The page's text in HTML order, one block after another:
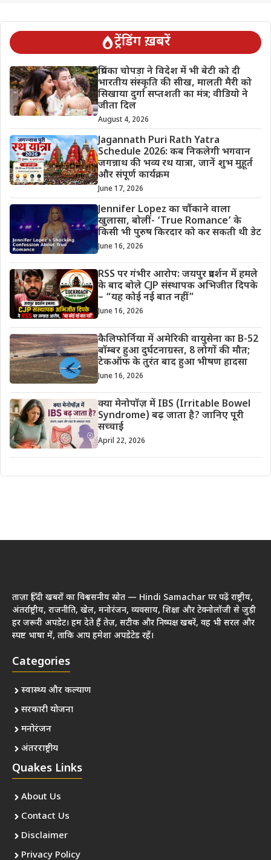
ट्रेंडिंग ख़बरें
प्रियंका चोपड़ा ने विदेश में भी बेटी को दी
भारतीय संस्कृति की सीख, मालती मैरी को
सिखाया दुर्गा सप्तशती का मंत्र; वीडियो ने
जीता दिल
August 4, 2026
Jagannath Puri Rath Yatra
Schedule 2026: कब निकलेगी भगवान
जगन्नाथ की भव्य रथ यात्रा, जानें शुभ मुहूर्त
और संपूर्ण कार्यक्रम
June 17, 2026
Jennifer Lopez का चौंकाने वाला
खुलासा, बोलीं- ‘True Romance’ के
किसी भी पुरुष किरदार को कर सकती थी डेट
June 16, 2026
RSS पर गंभीर आरोप: जयपुर प्रदर्शन में हमले
के बाद बोले CJP संस्थापक अभिजीत दिपके
– “यह कोई नई बात नहीं”
June 16, 2026
कैलिफोर्निया में अमेरिकी वायुसेना का B-52
बॉम्बर हुआ दुर्घटनाग्रस्त, 8 लोगों की मौत;
टेकऑफ के तुरंत बाद हुआ भीषण हादसा
June 16, 2026
क्या मेनोपॉज़ में IBS (Irritable Bowel
Syndrome) बढ़ जाता है? जानिए पूरी
सच्चाई
April 22, 2026
ताज़ा हिंदी खबरों का विश्वसनीय स्रोत — Hindi Samachar पर पढ़ें राष्ट्रीय,
अंतर्राष्ट्रीय, राजनीति, खेल, मनोरंजन, व्यवसाय, शिक्षा और टेक्नोलॉजी से जुड़ी
हर जरूरी अपडेट। हम देते हैं तेज़, सटीक और निष्पक्ष खबरें, वह भी सरल और
स्पष्ट भाषा में, ताकि आप हमेशा अपडेटेड रहें।
Categories
स्वास्थ्य और कल्याण
सरकारी योजना
मनोरंजन
अंतरराष्ट्रीय
Quakes Links
About Us
Contact Us
Disclaimer
Privacy Policy